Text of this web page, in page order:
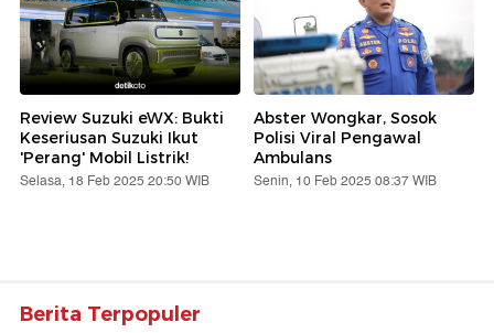
Review Suzuki eWX: Bukti
Keseriusan Suzuki Ikut
'Perang' Mobil Listrik!
Selasa, 18 Feb 2025 20:50 WIB
Abster Wongkar, Sosok
Polisi Viral Pengawal
Ambulans
Senin, 10 Feb 2025 08:37 WIB
Berita Terpopuler